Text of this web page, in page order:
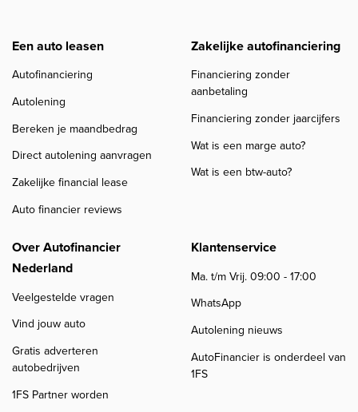
Een auto leasen
Autofinanciering
Autolening
Bereken je maandbedrag
Direct autolening aanvragen
Zakelijke financial lease
Auto financier reviews
Zakelijke autofinanciering
Financiering zonder
aanbetaling
Financiering zonder jaarcijfers
Wat is een marge auto?
Wat is een btw-auto?
Over Autofinancier
Nederland
Veelgestelde vragen
Vind jouw auto
Gratis adverteren
autobedrijven
1FS Partner worden
Klantenservice
Ma. t/m Vrij. 09:00 - 17:00
WhatsApp
Autolening nieuws
AutoFinancier is onderdeel van
1FS